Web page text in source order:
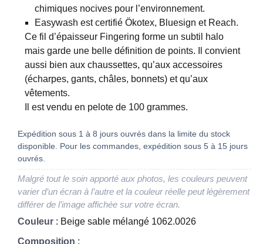
chimiques nocives pour l’environnement.
Easywash est certifié Ökotex, Bluesign et Reach.
Ce fil d’épaisseur Fingering forme un subtil halo
mais garde une belle définition de points. Il convient
aussi bien aux chaussettes, qu’aux accessoires
(écharpes, gants, châles, bonnets) et qu’aux
vêtements.
Il est vendu en pelote de 100 grammes.
Expédition sous 1 à 8 jours ouvrés dans la limite du stock
disponible. Pour les commandes, expédition sous 5 à 15 jours
ouvrés.
Malgré tout le soin apporté aux photos, les couleurs peuvent
varier d’un écran à l’autre et la couleur réelle peut légèrement
différer de l’image affichée sur votre écran.
Couleur : Beige sable mélangé 1062.0026
Composition :